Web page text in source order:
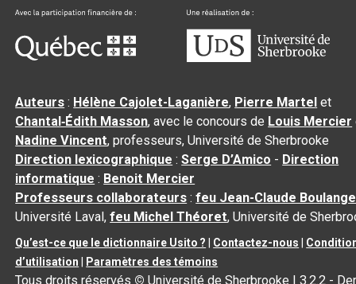
Auteurs : Hélène Cajolet-Laganière, Pierre Martel et
Chantal‑Édith Masson, avec le concours de Louis Mercier
Nadine Vincent, professeurs, Université de Sherbrooke
Direction lexicographique :Serge D’Amico - Direction
informatique : Benoit Mercier
Professeurs collaborateurs :feu Jean-Claude
Université Laval,feu Michel Théoret, Université de
Qu’est-ce que le dictionnaire Usito ? Contactez-nous
d’utilisation
Paramètres des témoins
Tous droits réservés © Université de Sherbrooke |3.2.2 -